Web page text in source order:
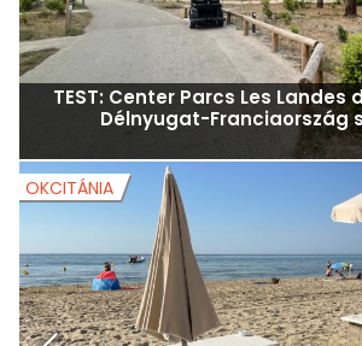
TEST: Center Parcs Les Landes
Délnyugat-Franciaország
OKCITÁNIA